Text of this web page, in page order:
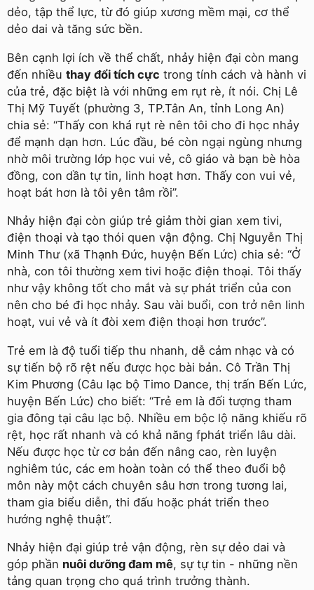
dẻo, tập thể lực, từ đó giúp xương mềm mại, cơ thể
dẻo dai và tăng sức bền.
Bên cạnh lợi ích về thể chất, nhảy hiện đại còn mang
đến nhiều thay đổi tích cực trong tính cách và hành vi
của trẻ, đặc biệt là với những em rụt rè, ít nói. Chị Lê
Thị Mỹ Tuyết (phường 3, TP.Tân An, tỉnh Long An)
chia sẻ: “Thấy con khá rụt rè nên tôi cho đi học nhảy
để mạnh dạn hơn. Lúc đầu, bé còn ngại ngùng nhưng
nhờ môi trường lớp học vui vẻ, cô giáo và bạn bè hòa
đồng, con dần tự tin, linh hoạt hơn. Thấy con vui vẻ,
hoạt bát hơn là tôi yên tâm rồi”.
Nhảy hiện đại còn giúp trẻ giảm thời gian xem tivi,
điện thoại và tạo thói quen vận động. Chị Nguyễn Thị
Minh Thư (xã Thạnh Đức, huyện Bến Lức) chia sẻ: “Ở
nhà, con tôi thường xem tivi hoặc điện thoại. Tôi thấy
như vậy không tốt cho mắt và sự phát triển của con
nên cho bé đi học nhảy. Sau vài buổi, con trở nên linh
hoạt, vui vẻ và ít đòi xem điện thoại hơn trước”.
Trẻ em là độ tuổi tiếp thu nhanh, dễ cảm nhạc và có
sự tiến bộ rõ rệt nếu được học bài bản. Cô Trần Thị
Kim Phương (Câu lạc bộ Timo Dance, thị trấn Bến Lức,
huyện Bến Lức) cho biết: “Trẻ em là đối tượng tham
gia đông tại câu lạc bộ. Nhiều em bộc lộ năng khiếu rõ
rệt, học rất nhanh và có khả năng fphát triển lâu dài.
Nếu được học từ cơ bản đến nâng cao, rèn luyện
nghiêm túc, các em hoàn toàn có thể theo đuổi bộ
môn này một cách chuyên sâu hơn trong tương lai,
tham gia biểu diễn, thi đấu hoặc phát triển theo
hướng nghệ thuật”.
Nhảy hiện đại giúp trẻ vận động, rèn sự dẻo dai và
góp phần nuôi dưỡng đam mê, sự tự tin - những nền
tảng quan trọng cho quá trình trưởng thành.